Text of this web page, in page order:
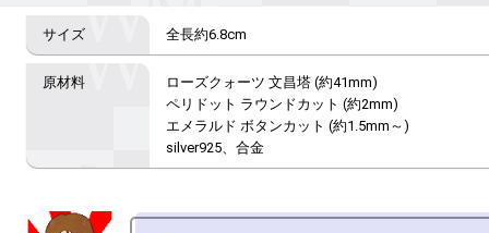
全長約6.8cm
ローズクォーツ 文昌塔 (約41mm)
ペリドット ラウンドカット (約2mm)
エメラルド ボタンカット (約1.5mm～)
silver925、合金